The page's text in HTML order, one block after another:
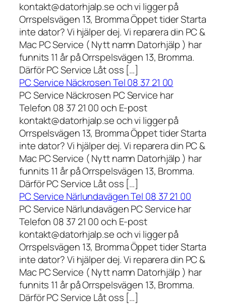
kontakt@datorhjalp.se och vi ligger på
Orrspelsvägen 13, Bromma Öppet tider Starta
inte dator? Vi hjälper dej. Vi reparera din PC &
Mac PC Service ( Nytt namn Datorhjälp ) har
funnits 11 år på Orrspelsvägen 13, Bromma.
Därför PC Service Låt oss […]
PC Service Näckrosen Tel 08 37 21 00
PC Service Näckrosen PC Service har
Telefon 08 37 21 00 och E-post
kontakt@datorhjalp.se och vi ligger på
Orrspelsvägen 13, Bromma Öppet tider Starta
inte dator? Vi hjälper dej. Vi reparera din PC &
Mac PC Service ( Nytt namn Datorhjälp ) har
funnits 11 år på Orrspelsvägen 13, Bromma.
Därför PC Service Låt oss […]
PC Service Närlundavägen Tel 08 37 21 00
PC Service Närlundavägen PC Service har
Telefon 08 37 21 00 och E-post
kontakt@datorhjalp.se och vi ligger på
Orrspelsvägen 13, Bromma Öppet tider Starta
inte dator? Vi hjälper dej. Vi reparera din PC &
Mac PC Service ( Nytt namn Datorhjälp ) har
funnits 11 år på Orrspelsvägen 13, Bromma.
Därför PC Service Låt oss […]